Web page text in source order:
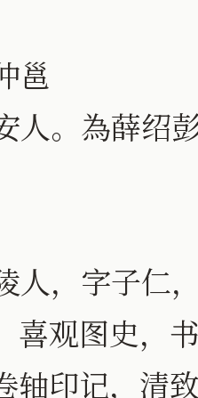
邕
人。為薛绍
人，字子仁
喜观图史，
轴印记，清